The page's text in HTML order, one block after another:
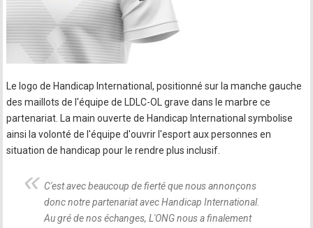
Le logo de Handicap International, positionné sur la manche gauche
des maillots de l'équipe de LDLC-OL grave dans le marbre ce
partenariat. La main ouverte de Handicap International symbolise
ainsi la volonté de l'équipe d'ouvrir l'esport aux personnes en
situation de handicap pour le rendre plus inclusif.
C'est avec beaucoup de fierté que nous annonçons
donc notre partenariat avec Handicap International.
Au gré de nos échanges, L'ONG nous a finalement